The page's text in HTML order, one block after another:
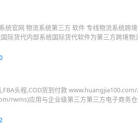
统官网 物流系统第三方 软件 专线物流系统跨
际货代内部系统国际货代软件为第三方跨境
头程,COD货到付款
rwms)应用与企业级第三方第三方电子商务